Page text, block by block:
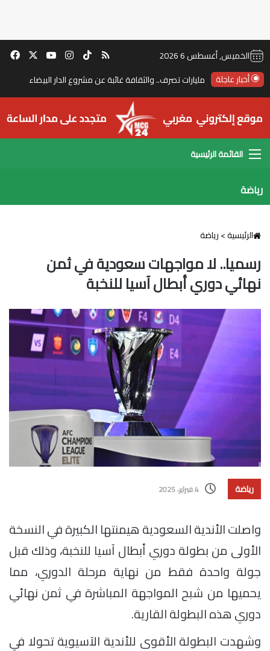
الخميس, أغسطس 6 2026 ‫YouTubeانستقرام‫TikTok
ملخص الموقع RSS
أخبار عاجلة مليارات تصرف.. والثقافة غائبة عن مشروع الدار البيضاء
القائمة
رياضة
الرئيسية>رياضة
رسميا.. لا مواجهات سعودية في ثمن
نهائي دوري أبطال آسيا للنخبة
رياضة 4 فبراير، 2025
واصلت الأندية السعودية هيمنتها الكبيرة في النسخة
الأولى من بطولة دوري أبطال آسيا للنخبة، وذلك قبل
جولة واحدة فقط من نهاية مرحلة الدوري، مما
يحميها من شبح المواجهة المباشرة في ثمن نهائي
دوري هذه البطولة القارية.
وشهدت البطولة الأقوى للأندية الآسيوية تحولا في